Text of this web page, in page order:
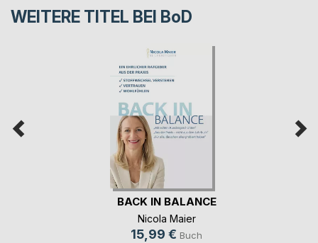
WEITERE TITEL BEI BoD
BACK IN BALANCE
Nicola Maier
15,99 € Buch